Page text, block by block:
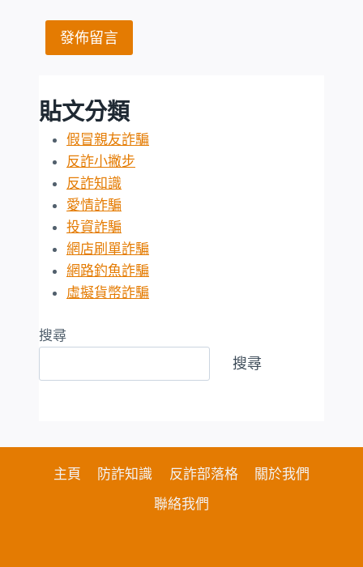
貼文分類
假冒親友詐騙
反詐小撇步
反詐知識
愛情詐騙
投資詐騙
網店刷單詐騙
網路釣魚詐騙
虛擬貨幣詐騙
搜尋
搜尋
主頁 防詐知識 反詐部落格
關於我們
聯絡我們